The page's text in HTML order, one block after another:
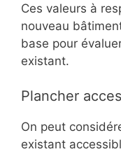
Ces valeurs à
nouveau
base pour
existant.
Plancher
On peut
existant